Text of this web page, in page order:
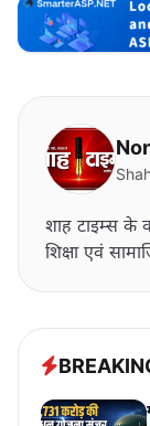
शाह टाइम्स के
शिक्षा एवं